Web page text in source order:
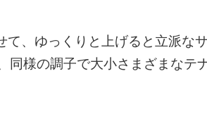
、ゆっくりと上げると立派な
同様の調子で大小さまざまなテ